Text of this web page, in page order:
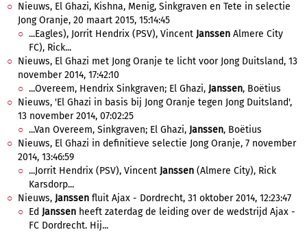
Nieuws, El Ghazi, Kishna, Menig, Sinkgraven en Tete in selectie
Jong Oranje, 20 maart 2015, 15:14:45
...Eagles), Jorrit Hendrix (PSV), Vincent Janssen Almere City
FC), Rick...
Nieuws, El Ghazi met Jong Oranje te licht voor Jong Duitsland, 13
november 2014, 17:42:10
...Overeem, Hendrix Sinkgraven; El Ghazi, Janssen, Boëtius
Nieuws, 'El Ghazi in basis bij Jong Oranje tegen Jong Duitsland',
13 november 2014, 07:02:25
...Van Overeem, Sinkgraven; El Ghazi, Janssen, Boëtius
Nieuws, El Ghazi in definitieve selectie Jong Oranje, 7 november
2014, 13:46:59
...Jorrit Hendrix (PSV), Vincent Janssen (Almere City), Rick
Karsdorp...
Nieuws, Janssen fluit Ajax - Dordrecht, 31 oktober 2014, 12:23:47
Ed Janssen heeft zaterdag de leiding over de wedstrijd Ajax -
FC Dordrecht. Hij...